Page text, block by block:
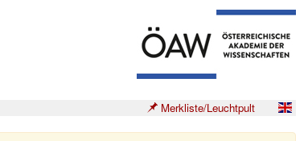
Merkliste/Leuchtpult